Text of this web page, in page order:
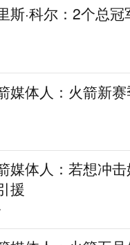
斯·科尔：2个总
媒体人：火箭新
媒体人：若想冲
援